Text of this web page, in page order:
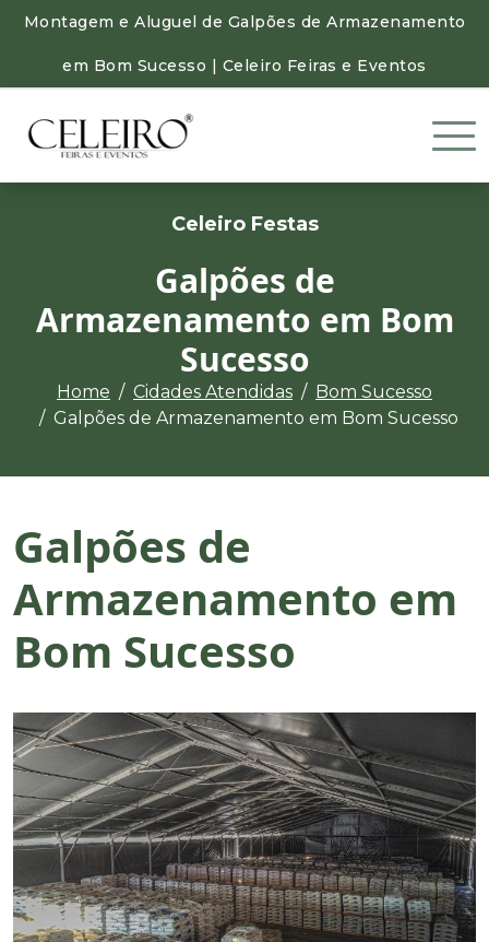
Montagem e Aluguel de Galpões de Armazenamento
em Bom Sucesso | Celeiro Feiras e Eventos
Celeiro Festas
Galpões de
Armazenamento em Bom
Sucesso
Home Cidades Atendidas
Bom Sucesso
Galpões de Armazenamento em Bom Sucesso
Galpões de
Armazenamento em
Bom Sucesso